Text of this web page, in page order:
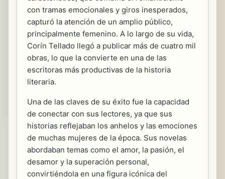
con tramas emocionales y giros inesperados,
capturó la atención de un amplio público,
principalmente femenino. A lo largo de su vida,
Corín Tellado llegó a publicar más de cuatro mil
obras, lo que la convierte en una de las
escritoras más productivas de la historia
literaria.
Una de las claves de su éxito fue la capacidad
de conectar con sus lectores, ya que sus
historias reflejaban los anhelos y las emociones
de muchas mujeres de la época. Sus novelas
abordaban temas como el amor, la pasión, el
desamor y la superación personal,
convirtiéndola en una figura icónica del